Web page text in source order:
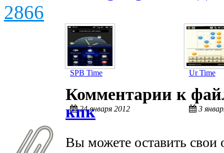
2866
SPB Time
24 января 2012
Ur Time
3
Комментарии к
кпк
Вы можете оставить свои